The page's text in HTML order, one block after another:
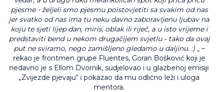
pjesme - željeli smo pjesmu poistovjetiti sa svakim od nas
jer svatko od nas ima tu neku davno zaboravljenu ljubav na
koju te sjeti lijep dan, miris, oblak ili riječ, a u isto vrijeme i
predstaviti bend u nekom drugačijem svjetlu - tako da ovaj
put ne sviramo, nego zamišljeno gledamo u daljinu. :) „–
rekao je frontmen grupe Fluentes, Goran Bošković koji je
nedavno je s Ellom Dvornik, sudjelovao i u glazbenoj emisiji
„Zvijezde pjevaju“ i pokazao da mu odlično leži i uloga
mentora.